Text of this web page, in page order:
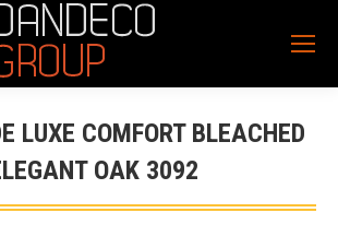
LUXE COMFORT BLEACHED
OAK 3092